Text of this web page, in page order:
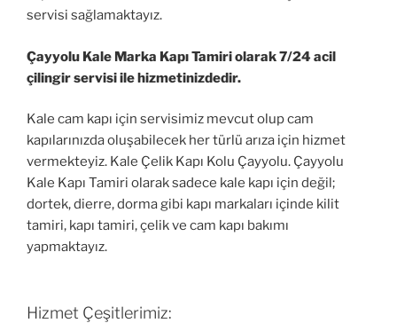
servisi sağlamaktayız.
Çayyolu Kale Marka Kapı Tamiri olarak 7/24 acil
çilingir servisi ile hizmetinizdedir.
Kale cam kapı için servisimiz mevcut olup cam
kapılarınızda oluşabilecek her türlü arıza için hizmet
vermekteyiz. Kale Çelik Kapı Kolu Çayyolu. Çayyolu
Kale Kapı Tamiri olarak sadece kale kapı için değil;
dortek, dierre, dorma gibi kapı markaları içinde kilit
tamiri, kapı tamiri, çelik ve cam kapı bakımı
yapmaktayız.
Hizmet Çeşitlerimiz: